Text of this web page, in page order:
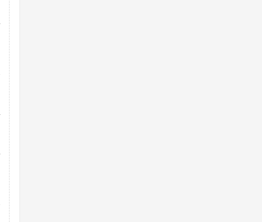
Ворог завдав комбінованого
двоє поранених. Ще
після атаки БПЛА по ринку